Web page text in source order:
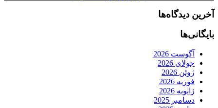
آخرین دیدگاه‌ها
بایگانی‌ها
آگوست 2026
جولای 2026
ژوئن 2026
فوریه 2026
ژانویه 2026
دسامبر 2025